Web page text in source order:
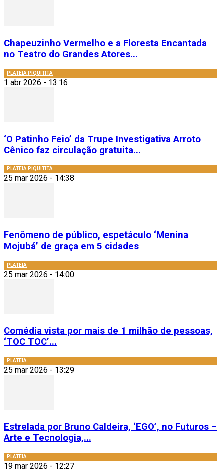
Chapeuzinho Vermelho e a Floresta Encantada
no Teatro do Grandes Atores...
PLATEIA PIQUITITA
1 abr 2026 - 13:16
‘O Patinho Feio’ da Trupe Investigativa Arroto
Cênico faz circulação gratuita...
PLATEIA PIQUITITA
25 mar 2026 - 14:38
Fenômeno de público, espetáculo ‘Menina
Mojubá’ de graça em 5 cidades
PLATEIA
25 mar 2026 - 14:00
Comédia vista por mais de 1 milhão de pessoas,
‘TOC TOC’...
PLATEIA
25 mar 2026 - 13:29
Estrelada por Bruno Caldeira, ‘EGO’, no Futuros –
Arte e Tecnologia,...
PLATEIA
19 mar 2026 - 12:27